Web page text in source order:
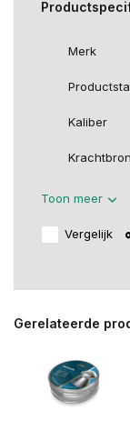
Merk
Kaliber
Krachtbron
Toon meer
Vergelijk
Gerelateerde